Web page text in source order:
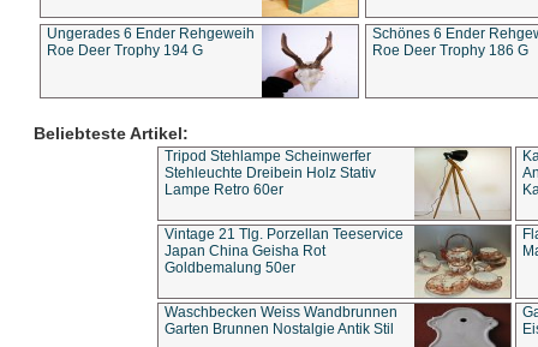
Ungerades 6 Ender Rehgeweih
Roe Deer Trophy 194 G
Schönes 6 Ender
Roe Deer Trophy 186 G
Beliebteste Artikel:
Tripod Stehlampe Scheinwerfer
Stehleuchte Dreibein Holz Stativ
Lampe Retro 60er
Vintage 21 Tlg. Porzellan Teeservice
Japan China Geisha Rot
Goldbemalung 50er
Waschbecken Weiss Wandbrunnen
Garten Brunnen Nostalgie Antik Stil